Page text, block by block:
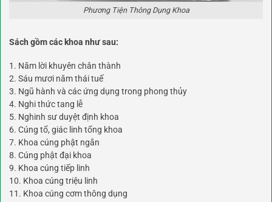
Phương Tiện Thông Dụng Khoa
Sách gồm các khoa như sau:
1. Năm lời khuyên chân thành
2. Sáu mươi năm thái tuế
3. Ngũ hành và các ứng dụng trong phong thủy
4. Nghi thức tang lễ
5. Nghinh sư duyệt định khoa
6. Cúng tổ, giác linh tổng khoa
7. Khoa cúng phật ngắn
8. Cúng phật đại khoa
9. Khoa cúng tiếp linh
10. Khoa cúng triệu linh
11. Khoa cúng cơm thông dụng